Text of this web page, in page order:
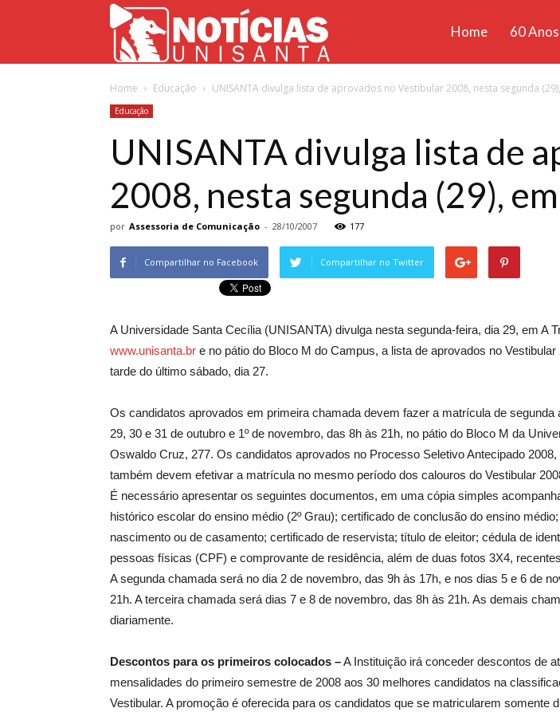
Unisanta
Home 60 Anos
Home Educação UNISANTA divulga lista de aprovados no Vestibular 2008, nesta segunda
Educação
UNISANTA divulga lista de
2008, nesta segunda (29),
por Assessoria de Comunicação - 28/10/2007 177
Compartilhar no Facebook Compartilhar no Twitter
A Universidade Santa Cecília (UNISANTA) divulga nesta segunda-feira, dia 29, em A
www.unisanta.br e no pátio do Bloco M do Campus, a lista de aprovados no Vestibular
tarde do último sábado, dia 27.
Os candidatos aprovados em primeira chamada devem fazer a matrícula de segunda
29, 30 e 31 de outubro e 1º de novembro, das 8h às 21h, no pátio do Bloco M da
Oswaldo Cruz, 277. Os candidatos aprovados no Processo Seletivo Antecipado 2008,
também devem efetivar a matrícula no mesmo período dos calouros do Vestibular
É necessário apresentar os seguintes documentos, em uma cópia simples
histórico escolar do ensino médio (2º Grau); certificado de conclusão do ensino
nascimento ou de casamento; certificado de reservista; título de eleitor; cédula de
pessoas físicas (CPF) e comprovante de residência, além de duas fotos 3X4,
A segunda chamada será no dia 2 de novembro, das 9h às 17h, e nos dias 5 e 6 de
21h. A terceira chamada será dias 7 e 8 de novembro, das 8h às 21h. As demais
diariamente.
Descontos para os primeiros colocados –A Instituição irá conceder descontos de
mensalidades do primeiro semestre de 2008 aos 30 melhores candidatos na
Vestibular. A promoção é oferecida para os candidatos que se matricularem somente